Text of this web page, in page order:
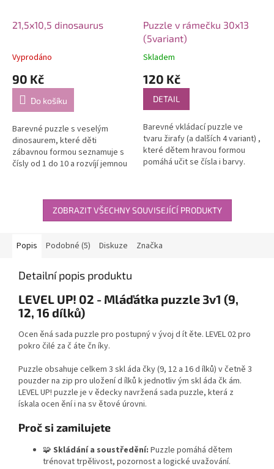
21,5x10,5 dinosaurus
Vyprodáno
90 Kč
Do košíku
Barevné puzzle s veselým
dinosaurem, které děti
zábavnou formou seznamuje s
čísly od 1 do 10 a rozvíjí jemnou
Puzzle v rámečku 30x13
(5variant)
Skladem
120 Kč
DETAIL
Barevné vkládací puzzle ve
tvaru žirafy (a dalších 4 variant) ,
které dětem hravou formou
pomáhá učit se čísla i barvy.
ZOBRAZIT VŠECHNY SOUVISEJÍCÍ PRODUKTY
Popis Podobné (5) Diskuze Značka
Detailní popis produktu
LEVEL UP! 02 - Mláďátka puzzle 3v1 (9,
12, 16 dílků)
Ocen ěná sada puzzle pro postupný v ývoj d ít ěte. LEVEL 02 pro
pokro čilé za č áte čn íky.
Puzzle obsahuje celkem 3 skl áda čky (9, 12 a 16 d ílků) v četně 3
pouzder na zip pro uložení d ílků k jednotliv ým skl áda čk ám.
LEVEL UP! puzzle je v ědecky navržená sada puzzle, která z
ískala ocen ění i na sv ětové úrovni.
Proč si zamilujete
🧩 Skládání a soustředění: Puzzle pomáhá dětem
trénovat trpělivost, pozornost a logické uvažování.